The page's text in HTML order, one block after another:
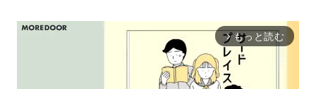
arrow_forward_ios もっと読む